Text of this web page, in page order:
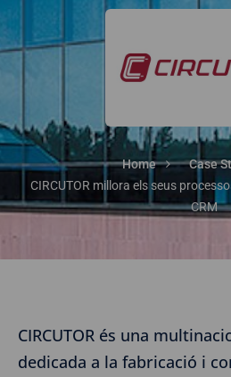
Home
Case
CIRCUTOR millora els seus
CRM
CIRCUTOR és una
dedicada a la fabricació i